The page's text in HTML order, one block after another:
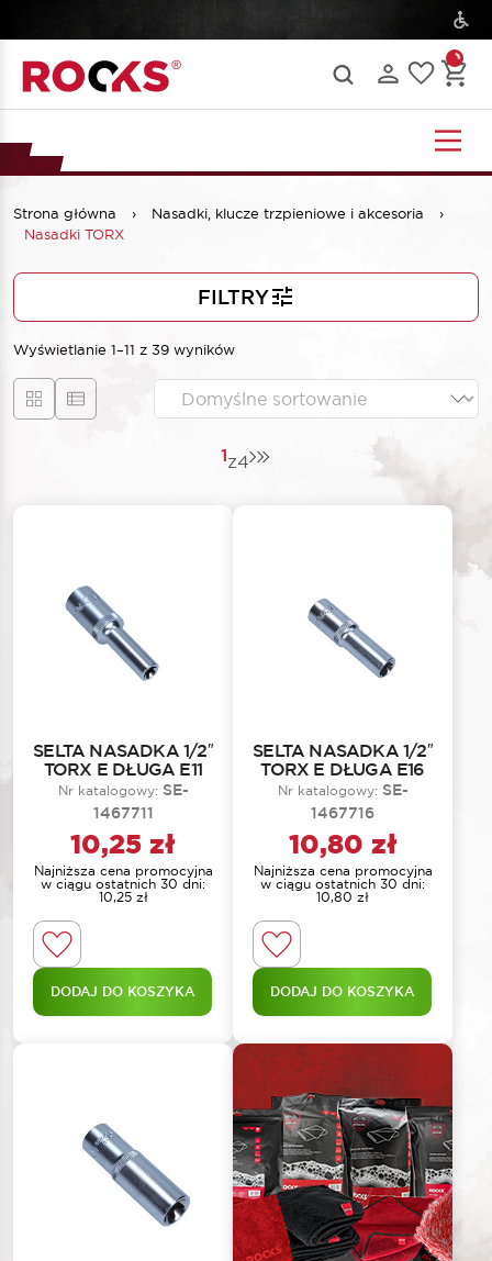
Strona główna › Nasadki, klucze trzpieniowe i akcesoria
›
Nasadki TORX
FILTRY
Wyświetlanie 1–11 z 39 wyników
1z4
SELTA NASADKA 1/2″
TORX E DŁUGA E11
Nr katalogowy: SE-
1467711
10,25 zł
Najniższa cena promocyjna
w ciągu ostatnich 30 dni:
10,25 zł
DODAJ DO KOSZYKA
SELTA NASADKA 1/2″
TORX E DŁUGA E16
Nr katalogowy: SE-
1467716
10,80 zł
Najniższa cena promocyjna
w ciągu ostatnich 30 dni:
10,80 zł
DODAJ DO KOSZYKA